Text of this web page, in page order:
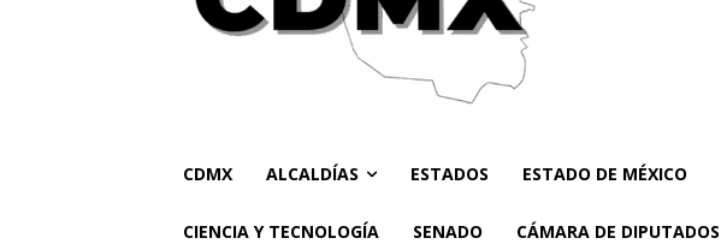
CDMX ALCALDÍAS ESTADOS ESTADO DE MÉXICO
CIENCIA Y TECNOLOGÍA SENADO CÁMARA DE DIPUTADOS